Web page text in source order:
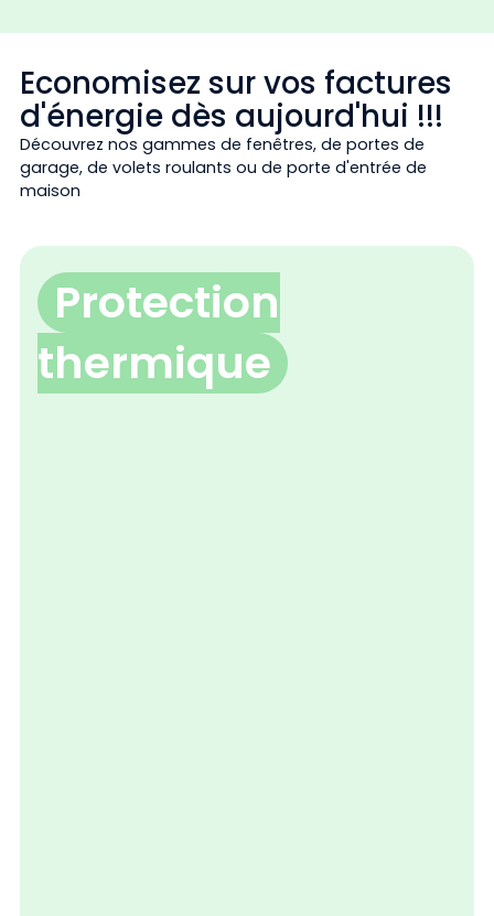
Economisez sur vos factures
d'énergie dès aujourd'hui !!!
Découvrez nos gammes de fenêtres, de portes de
garage, de volets roulants ou de porte d'entrée de
maison
Protection
thermique